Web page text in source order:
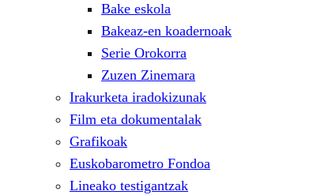
Bake eskola
Bakeaz-en koadernoak
Serie Orokorra
Zuzen Zinemara
Irakurketa iradokizunak
Film eta dokumentalak
Grafikoak
Euskobarometro Fondoa
Lineako testigantzak